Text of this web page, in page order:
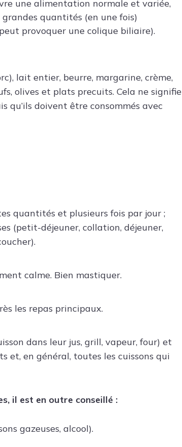
une alimentation normale et variée,
grandes quantités (en une fois)
provoquer une colique biliaire).
lait entier, beurre, margarine, crème,
olives et plats precuits. Cela ne signifie
qu’ils doivent être consommés avec
quantités et plusieurs fois par jour ;
(petit-déjeuner, collation, déjeuner,
calme. Bien mastiquer.
les repas principaux.
dans leur jus, grill, vapeur, four) et
et, en général, toutes les cuissons qui
il est en outre conseillé :
gazeuses, alcool).